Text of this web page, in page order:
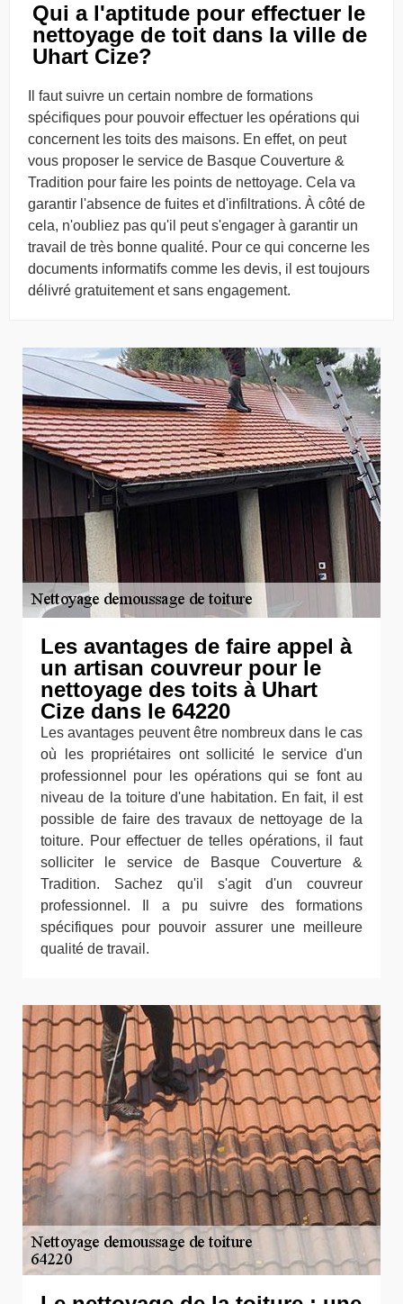
Qui a l'aptitude pour effectuer le
nettoyage de toit dans la ville de
Uhart Cize?
Il faut suivre un certain nombre de formations
spécifiques pour pouvoir effectuer les opérations qui
concernent les toits des maisons. En effet, on peut
vous proposer le service de Basque Couverture &
Tradition pour faire les points de nettoyage. Cela va
garantir l'absence de fuites et d'infiltrations. À côté de
cela, n'oubliez pas qu'il peut s'engager à garantir un
travail de très bonne qualité. Pour ce qui concerne les
documents informatifs comme les devis, il est toujours
délivré gratuitement et sans engagement.
Les avantages de faire appel à
un artisan couvreur pour le
nettoyage des toits à Uhart
Cize dans le 64220
Les avantages peuvent être nombreux dans le cas
où les propriétaires ont sollicité le service d'un
professionnel pour les opérations qui se font au
niveau de la toiture d'une habitation. En fait, il est
possible de faire des travaux de nettoyage de la
toiture. Pour effectuer de telles opérations, il faut
solliciter le service de Basque Couverture &
Tradition. Sachez qu'il s'agit d'un couvreur
professionnel. Il a pu suivre des formations
spécifiques pour pouvoir assurer une meilleure
qualité de travail.